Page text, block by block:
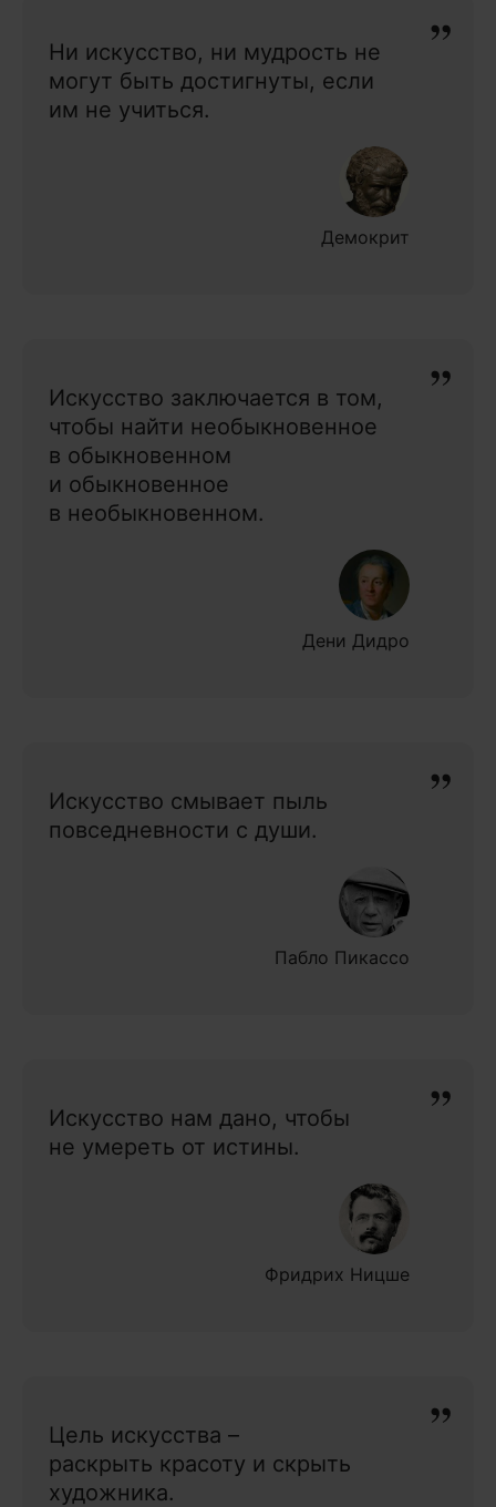
Ни искусство, ни мудрость не
могут быть достигнуты, если
им не учиться.
Демокрит
Искусство заключается в том,
чтобы найти необыкновенное
в обыкновенном
и обыкновенное
в необыкновенном.
Дени Дидро
Искусство смывает пыль
повседневности с души.
Пабло Пикассо
Искусство нам дано, чтобы
не умереть от истины.
Фридрих Ницше
Цель искусства –
раскрыть красоту и скрыть
художника.